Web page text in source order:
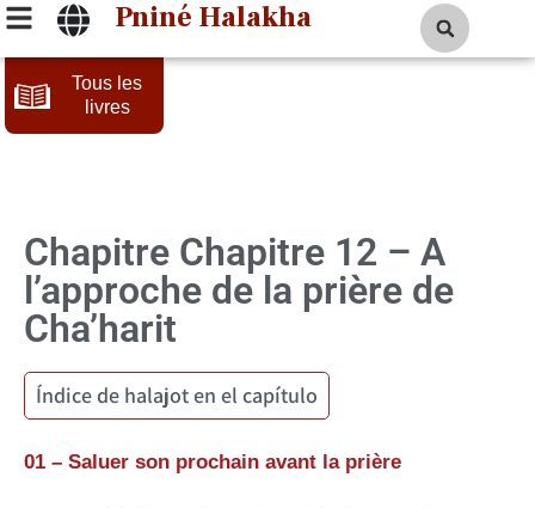
Pniné Halakha
Tous les
livres
Chapitre 12 – A
l’approche de la prière de
Cha’harit
Índice de halajot en el capítulo
01 – Saluer son prochain avant la prière